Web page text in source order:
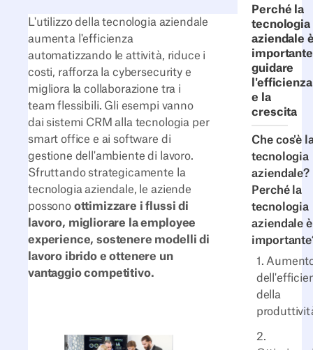
Perché la
tecnologia
aziendale
guidare
l'efficienza
e la
crescita
Che cos'è
tecnologia
aziendale?
Perché la
tecnologia
aziendale è
1.
della
2.
L'utilizzo della tecnologia aziendale
aumenta l'efficienza
automatizzando le attività, riduce i
costi, rafforza la cybersecurity e
migliora la collaborazione tra i
team flessibili. Gli esempi vanno
dai sistemi CRM alla tecnologia per
smart office e ai software di
gestione dell'ambiente di lavoro.
Sfruttando strategicamente la
tecnologia aziendale, le aziende
possono ottimizzare i flussi di
lavoro, migliorare la employee
experience, sostenere modelli di
lavoro ibrido e ottenere un
vantaggio competitivo.